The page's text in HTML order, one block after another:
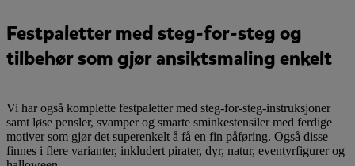
Festpaletter med steg-for-steg og
tilbehør som gjør ansiktsmaling enkelt
Vi har også komplette festpaletter med steg-for-steg-instruksjoner
samt løse pensler, svamper og smarte sminkestensiler med ferdige
motiver som gjør det superenkelt å få en fin påføring. Også disse
finnes i flere varianter, inkludert pirater, dyr, natur, eventyrfigurer og